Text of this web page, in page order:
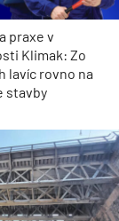
praxe v
Klimak: Zo
lavíc rovno na
stavby